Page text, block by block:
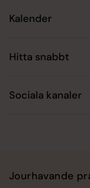
Kalender
Hitta snabbt
Sociala kanaler
Jourhavande